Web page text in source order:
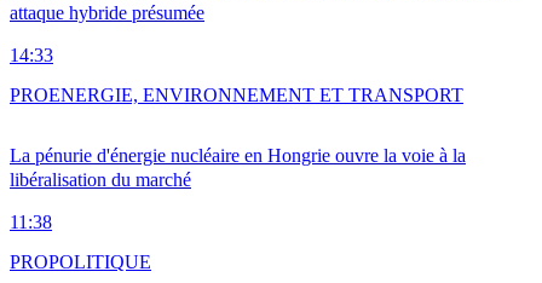
attaque hybride présumée
14:33
La pénurie d'énergie nucléaire en Hongrie ouvre la voie à la
libéralisation du marché
11:38
PROENERGIE, ENVIRONNEMENT ET TRANSPORT
PROPOLITIQUE